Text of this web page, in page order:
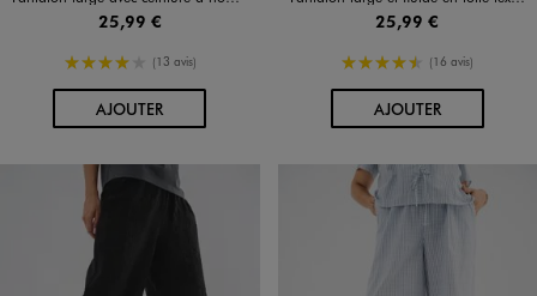
25,99 €
4/5 de moyenne
(13 avis)
AJOUTERAU PANIER
25,99 €
4.5/5 de moyenne
(16 avis)
AJOUTERAU PANIER